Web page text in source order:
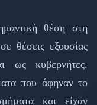
θέση στη
θέσεις εξουσίας
ως κυβερνήτες.
που άφηναν το
και είχαν